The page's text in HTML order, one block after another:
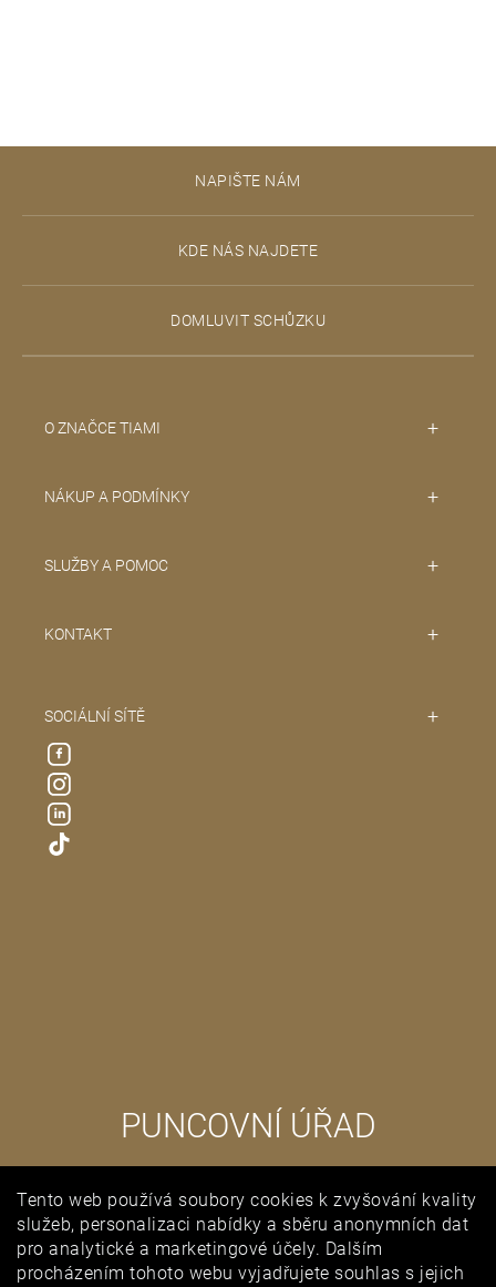
Tento web používá soubory cookies k zvyšování kvality
služeb, personalizaci nabídky a sběru anonymních dat
pro analytické a marketingové účely. Dalším
procházením tohoto webu vyjadřujete souhlas s jejich
NAPIŠTE NÁM
KDE NÁS NAJDETE
DOMLUVIT SCHŮZKU
O ZNAČCE TIAMI
NÁKUP A PODMÍNKY
SLUŽBY A POMOC
KONTAKT
SOCIÁLNÍ SÍTĚ
PUNCOVNÍ ÚŘAD